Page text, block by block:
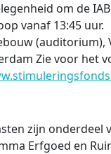
om de
vanaf 13:45 uur.
Zie voor het
zijn onderdeel
Erfgoed en